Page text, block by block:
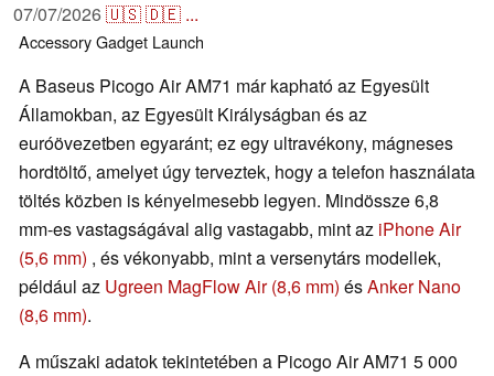
07/07/2026🇺🇸🇩🇪 ...
AccessoryGadget Launch
A Baseus Picogo Air AM71 már kapható az Egyesült
Államokban, az Egyesült Királyságban és az
euróövezetben egyaránt; ez egy ultravékony, mágneses
hordtöltő, amelyet úgy terveztek, hogy a telefon használata
töltés közben is kényelmesebb legyen. Mindössze 6,8
mm-es vastagságával alig vastagabb, mint az iPhone Air
(5,6 mm) , és vékonyabb, mint a versenytárs modellek,
például az Ugreen MagFlow Air (8,6 mm) ésAnker Nano
(8,6 mm).
A műszaki adatok tekintetében a Picogo Air AM71 5 000